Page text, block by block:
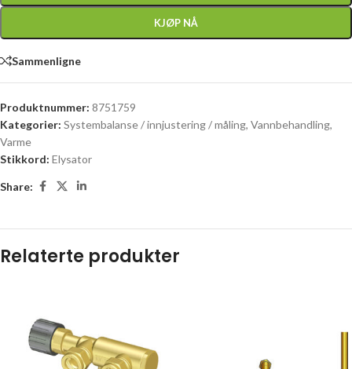
KJØP NÅ
Sammenligne
Produktnummer: 8751759
Kategorier: Systembalanse / innjustering / måling, Vannbehandling,
Varme
Stikkord: Elysator
Share:
Relaterte produkter